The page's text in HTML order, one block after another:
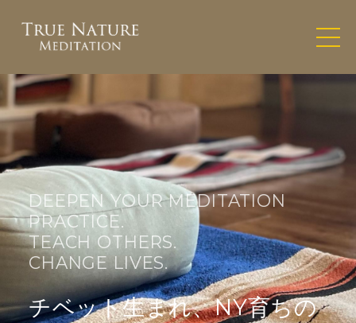
DEEPEN YOUR MEDITATION
PRACTICE.
TEACH OTHERS.
CHANGE LIVES.
チベット生まれ、NY育ちの